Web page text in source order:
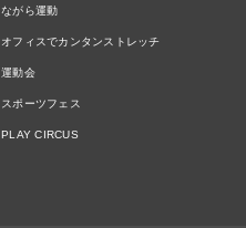
ながら運動
オフィスでカンタンストレッチ
運動会
スポーツフェス
PLAY CIRCUS